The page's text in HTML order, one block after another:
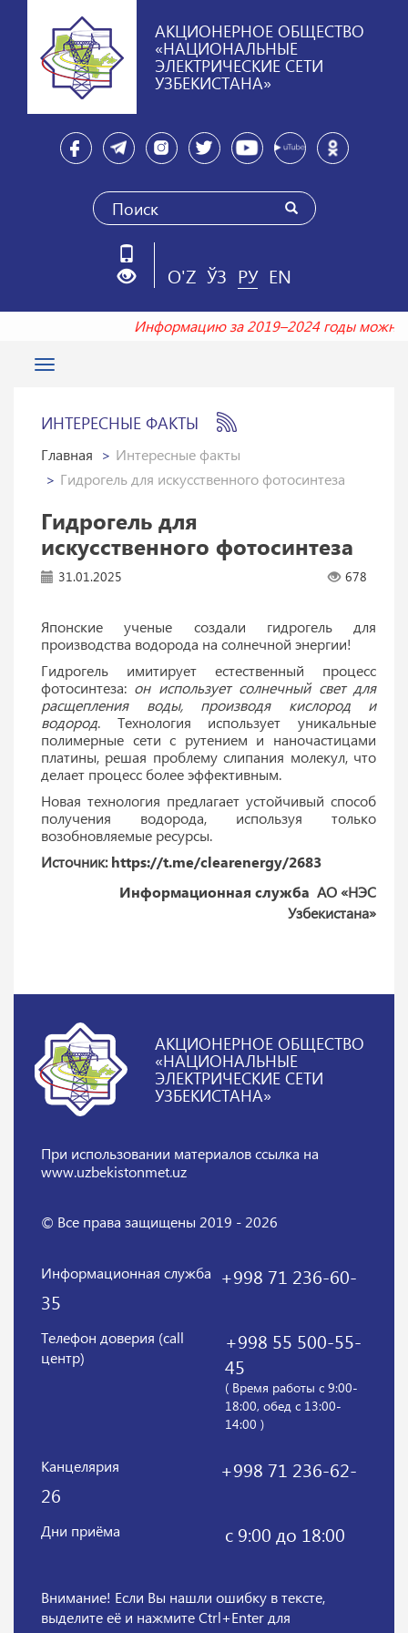
АКЦИОНЕРНОЕ ОБЩЕСТВО
«НАЦИОНАЛЬНЫЕ
ЭЛЕКТРИЧЕСКИЕ СЕТИ
УЗБЕКИСТАНА»
O'Z ЎЗ РУ EN
Информацию за 2019–2024 годы
Toggle
ИНТЕРЕСНЫЕ ФАКТЫ
Главная
Интересные факты
Гидрогель для искусственного фотосинтеза
Гидрогель для
искусственного фотосинтеза
31.01.2025 678
Японские ученые создали гидрогель для
производства водорода на солнечной энергии!
Гидрогель имитирует естественный процесс
фотосинтеза: он использует солнечный свет для
расщепления воды, производя кислород и
водород. Технология использует уникальные
полимерные сети с рутением и наночастицами
платины, решая проблему слипания молекул, что
делает процесс более эффективным.
Новая технология предлагает устойчивый способ
получения водорода, используя только
возобновляемые ресурсы.
Источник: https://t.me/clearenergy/2683
Информационная служба АО «НЭС
Узбекистана»
АКЦИОНЕРНОЕ ОБЩЕСТВО
«НАЦИОНАЛЬНЫЕ
ЭЛЕКТРИЧЕСКИЕ СЕТИ
УЗБЕКИСТАНА»
При использовании материаловссылка на
www.uzbekistonmet.uz
© Все права защищены 2019 - 2026
Информационная служба
+998 71 236-60-
35
Телефон доверия (call
центр)
+998 55 500-55-
45
( Время работы с 9:00-
18:00, обед с 13:00-
14:00 )
Канцелярия
+998 71 236-62-
26
Дни приёма с 9:00 до 18:00
Внимание! Если Вы нашли ошибку в тексте,
выделите её и нажмите Ctrl+Enter для